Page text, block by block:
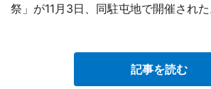
祭」が11月3日、同駐屯地で開催された
記事を読む